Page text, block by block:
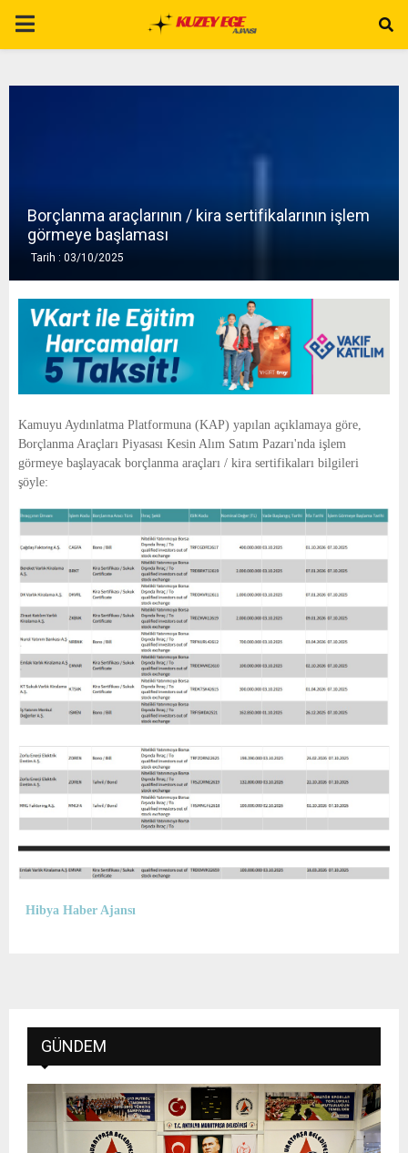
P
A
E
N
U
Borçlanma araçlarının / kira sertifikalarının işlem
görmeye başlaması
Tarih : 03/10/2025
Kamuyu Aydınlatma Platformuna (KAP) yapılan açıklamaya göre,
Borçlanma Araçları Piyasası Kesin Alım Satım Pazarı'nda işlem
görmeye başlayacak borçlanma araçları / kira sertifikaları bilgileri
şöyle:
Hibya Haber Ajansı
GÜNDEM